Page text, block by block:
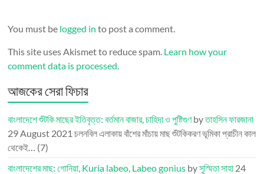
You must be logged in to post a comment.
This site uses Akismet to reduce spam. Learn how your
comment data is processed.
আজকের সেরা ফিচার
বাংলাদেশে শুঁটকি মাছের ইতিবৃত্ত: বর্তমান বাজার, চাহিদা ও পুষ্টিগুণbyতাহসিন ফারজানা
29 August 2021 চলনবিল এলাকায় বাঁশের মাঁচায় মাছ শুঁটকিকরণ ভূমিকা প্রাচীন কাল
থেকেই… (7)
বাংলাদেশের মাছ: গোনিয়া, Kuria labeo, Labeo gonius byসুস্মিতা সাহা 24